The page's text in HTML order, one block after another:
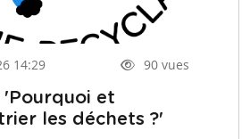
14:29 90 vues
et
les déchets ?'